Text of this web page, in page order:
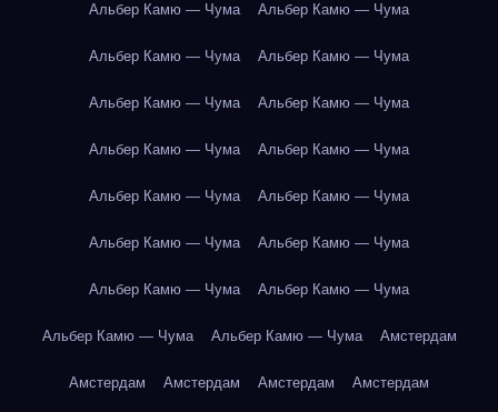
Альбер Камю — Чума Альбер Камю — Чума
Альбер Камю — Чума Альбер Камю — Чума
Альбер Камю — Чума Альбер Камю — Чума
Альбер Камю — Чума Альбер Камю — Чума
Альбер Камю — Чума Альбер Камю — Чума
Альбер Камю — Чума Альбер Камю — Чума
Альбер Камю — Чума Альбер Камю — Чума
Альбер Камю — Чума Альбер Камю — Чума Амстердам
Амстердам Амстердам Амстердам Амстердам